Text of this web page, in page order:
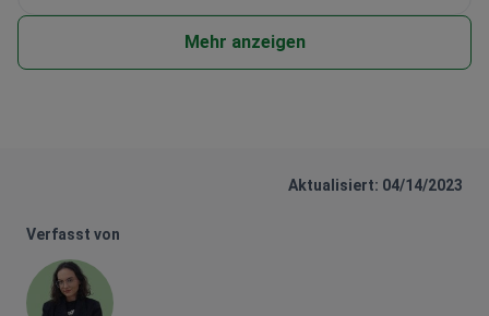
Mehr anzeigen
Aktualisiert: 04/14/2023
Verfasst von